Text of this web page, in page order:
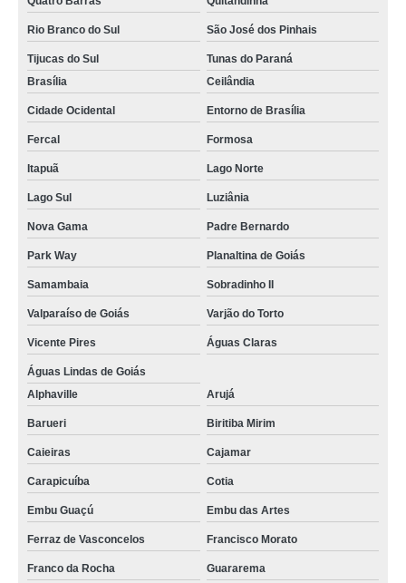
compra de detector de vazamento Uberlândia
compra de detector de monóxido de carbono Campo das Vertentes
detector de vazamento de gás refrigerante Cidade Ocidental
distribuidora de detector de vazamento Araucária
detector de gás de cozinhas Correntina
detector de gases espaço confinado valores MUZAMBINHO
detector de vazamento de gás valores São João de Meriti
detector de vazamento Triângulo Mineiro
compra de detector de gás glp Vargem Grande Paulista
compra de detector de gás de cozinhas Biritiba Mirim
compra de detector de gás de cozinha Brasilândia
detector de gases para espaço confinado Uberaba
detector de monóxido de carbono venda CORONEL FABRICIANO
distribuidora de detector de vazamento de gás refrigerante Campo das
Vertentes
detector de gases para espaço confinado valores Piraquara
Rio Branco do Sul São José dos Pinhais
Tijucas do Sul
Tunas do Paraná
Brasília
Ceilândia
Cidade Ocidental Entorno de Brasília
Fercal Formosa
Itapuã Lago Norte
Lago Sul Luziânia
Nova Gama Padre Bernardo
Park Way Planaltina de Goiás
Samambaia Sobradinho II
Valparaíso de Goiás Varjão do Torto
Vicente Pires Águas Claras
Águas Lindas de Goiás
Alphaville
Arujá
Barueri Biritiba Mirim
Caieiras Cajamar
Carapicuíba Cotia
Embu Guaçú Embu das Artes
Ferraz de Vasconcelos Francisco Morato
Franco da Rocha Guararema